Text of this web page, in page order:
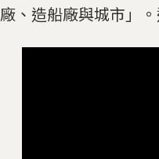
廠、造船廠與城市」